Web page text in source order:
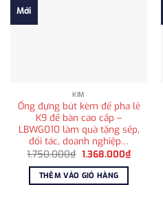
Mới
KIM
Ống đựng bút kèm đế pha lê
K9 để bàn cao cấp –
LBWG010 làm quà tặng sếp,
đối tác, doanh nghiệp…
1.750.000₫ Giá
là:
1.750.000₫.
1.368.000₫Giá
hiện
THÊM VÀO GIỎ HÀNG